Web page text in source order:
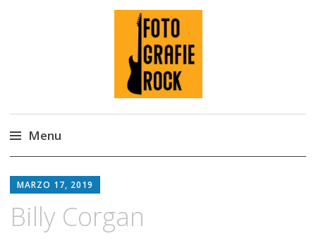
Fotografie ROCK
Menu
to
content
MARZO 17, 2019
Billy Corgan